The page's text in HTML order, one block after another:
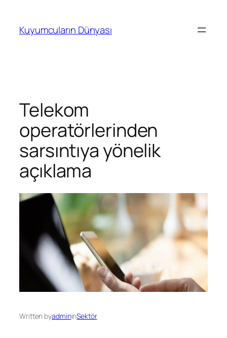
Kuyumcuların Dünyası
Telekom
operatörlerinden
sarsıntıya yönelik
açıklama
Written byadmininSektör